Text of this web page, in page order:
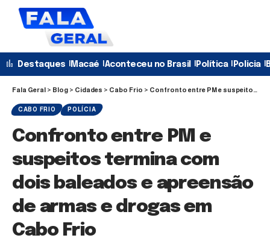
Destaques Macaé Aconteceu no Brasil Política Policia
Fala Geral > Blog > Cidades > Cabo Frio > Confronto entre PM e suspeitos termina com dois baleados e apreensão de armas e drogas em Cabo Frio
CABO FRIO POLÍCIA
Confronto entre PM e
suspeitos termina com
dois baleados e apreensão
de armas e drogas em
Cabo Frio